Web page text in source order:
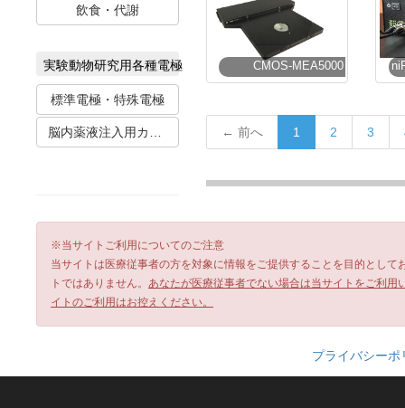
飲食・代謝
実験動物研究用各種電極
標準電極・特殊電極
脳内薬液注入用カニューレ
CMOS-MEA5000
← 前へ 1 2 3
※当サイトご利用についてのご注意
当サイトは医療従事者の方を対象に情報をご提供することを目的とし
トではありません。 あなたが医療従事者でない場合は当サイトをご利
イトのご利用はお控えください。
プライバシーポ